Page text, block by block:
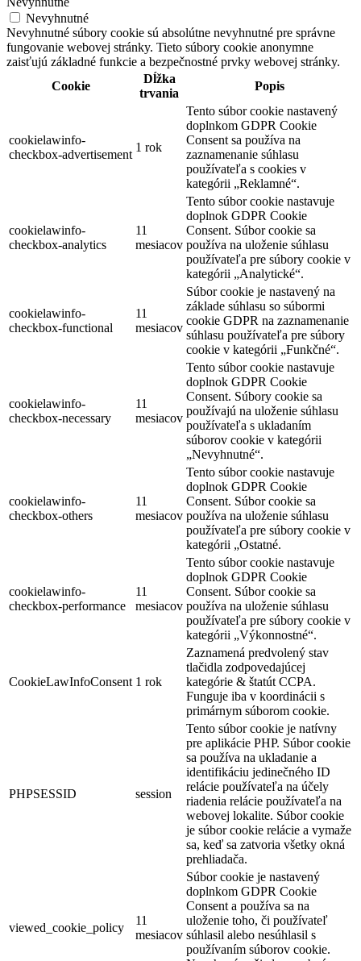
Nevyhnutné
Nevyhnutné súbory cookie sú absolútne nevyhnutné pre správne
fungovanie webovej stránky. Tieto súbory cookie anonymne
zaisťujú základné funkcie a bezpečnostné prvky webovej stránky.
Cookie
Dĺžka
trvania
Popis
cookielawinfo-
checkbox-advertisement
1 rok
Tento súbor cookie nastavený
doplnkom GDPR Cookie
Consent sa používa na
zaznamenanie súhlasu
používateľa s cookies v
kategórii „Reklamné“.
cookielawinfo-
checkbox-analytics
11
mesiacov
Tento súbor cookie nastavuje
doplnok GDPR Cookie
Consent. Súbor cookie sa
používa na uloženie súhlasu
používateľa pre súbory cookie v
kategórii „Analytické“.
cookielawinfo-
checkbox-functional
11
mesiacov
Súbor cookie je nastavený na
základe súhlasu so súbormi
cookie GDPR na zaznamenanie
súhlasu používateľa pre súbory
cookie v kategórii „Funkčné“.
cookielawinfo-
checkbox-necessary
11
mesiacov
Tento súbor cookie nastavuje
doplnok GDPR Cookie
Consent. Súbory cookie sa
používajú na uloženie súhlasu
používateľa s ukladaním
súborov cookie v kategórii
„Nevyhnutné“.
cookielawinfo-
checkbox-others
11
mesiacov
Tento súbor cookie nastavuje
doplnok GDPR Cookie
Consent. Súbor cookie sa
používa na uloženie súhlasu
používateľa pre súbory cookie v
kategórii „Ostatné.
cookielawinfo-
checkbox-performance
11
mesiacov
Tento súbor cookie nastavuje
doplnok GDPR Cookie
Consent. Súbor cookie sa
používa na uloženie súhlasu
používateľa pre súbory cookie v
kategórii „Výkonnostné“.
CookieLawInfoConsent 1 rok
Zaznamená predvolený stav
tlačidla zodpovedajúcej
kategórie & štatút CCPA.
Funguje iba v koordinácii s
primárnym súborom cookie.
PHPSESSID session
Tento súbor cookie je natívny
pre aplikácie PHP. Súbor cookie
sa používa na ukladanie a
identifikáciu jedinečného ID
relácie používateľa na účely
riadenia relácie používateľa na
webovej lokalite. Súbor cookie
je súbor cookie relácie a vymaže
sa, keď sa zatvoria všetky okná
prehliadača.
viewed_cookie_policy
11
mesiacov
Súbor cookie je nastavený
doplnkom GDPR Cookie
Consent a používa sa na
uloženie toho, či používateľ
súhlasil alebo nesúhlasil s
používaním súborov cookie.